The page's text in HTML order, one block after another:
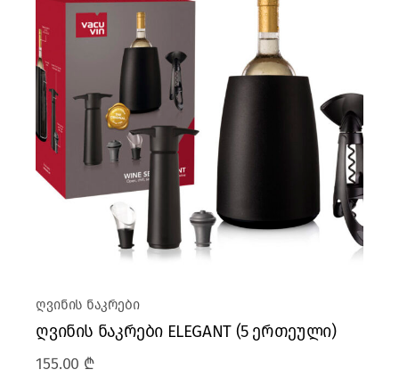
ღვინის ნაკრები
ღვინის ნაკრები ELEGANT (5 ერთეული)
155.00 ₾